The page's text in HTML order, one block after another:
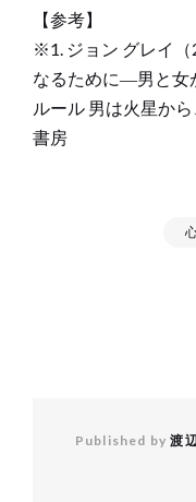
【参考】
※1. ジョン グレイ
なるために―男と女
ルール 男は火星か
書房
Published by 渡